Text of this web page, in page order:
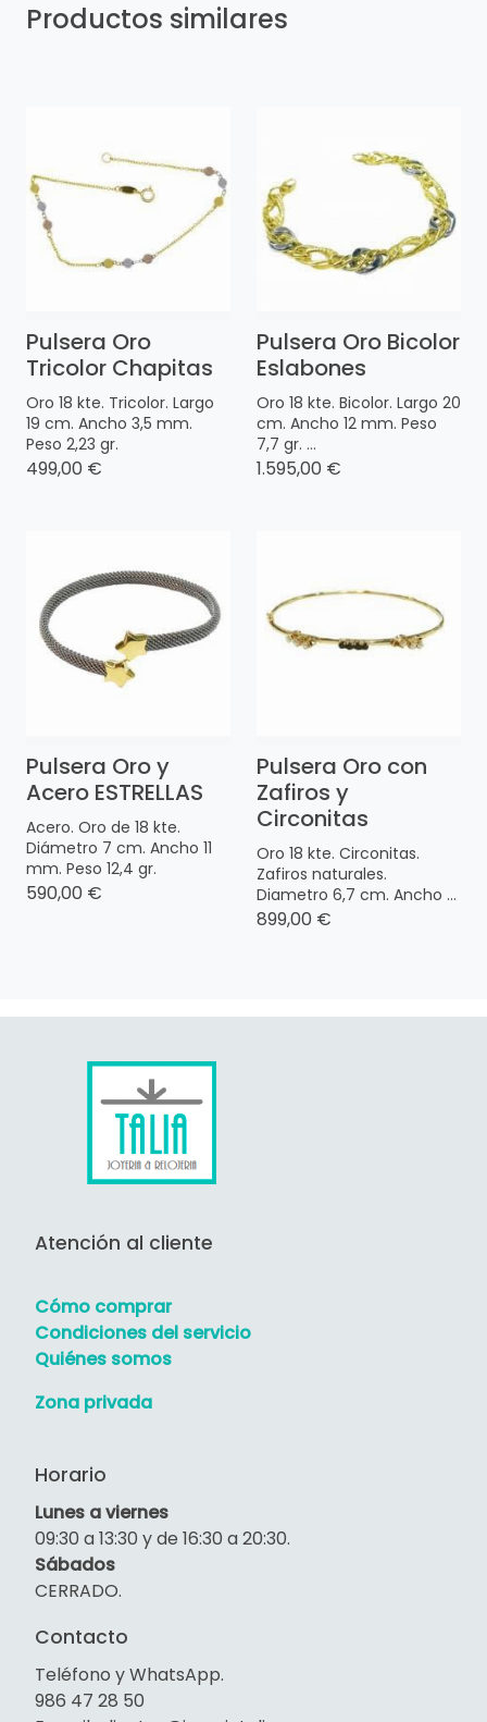
Productos similares
Pulsera Oro
Tricolor Chapitas
Oro 18 kte. Tricolor. Largo
19 cm. Ancho 3,5 mm.
Peso 2,23 gr.
499,00 €
Pulsera Oro Bicolor
Eslabones
Oro 18 kte. Bicolor. Largo 20
cm. Ancho 12 mm. Peso
7,7 gr. ...
1.595,00 €
Pulsera Oro y
Acero ESTRELLAS
Acero. Oro de 18 kte.
Diámetro 7 cm. Ancho 11
mm. Peso 12,4 gr.
590,00 €
Pulsera Oro con
Zafiros y
Circonitas
Oro 18 kte. Circonitas.
Zafiros naturales.
Diametro 6,7 cm. Ancho ...
899,00 €
Atención al cliente
Cómo comprar
Condiciones del servicio
Quiénes somos
Zona privada
Horario
Lunes a viernes
09:30 a 13:30 y de 16:30 a 20:30.
Sábados
CERRADO.
Contacto
Teléfono y WhatsApp.
986 47 28 50